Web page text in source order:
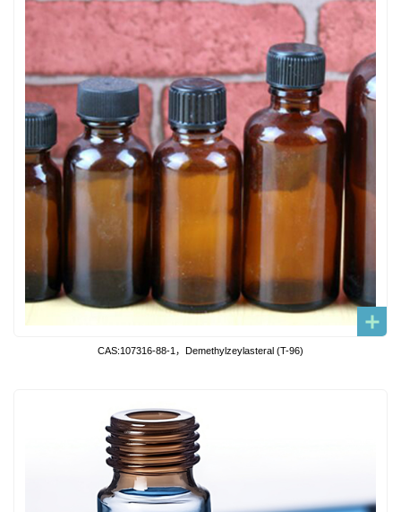
CAS:107316-88-1，Demethylzeylasteral (T-96)